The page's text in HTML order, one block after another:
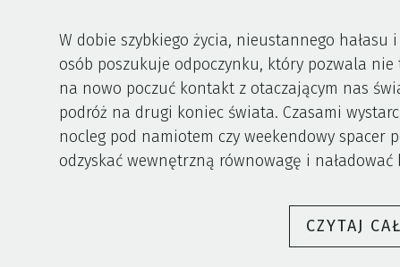
W dobie szybkiego życia, nieustannego
osób poszukuje odpoczynku, który pozwala
na nowo poczuć kontakt z otaczającym nas
podróż na drugi koniec świata. Czasami
nocleg pod namiotem czy weekendowy spacer
odzyskać wewnętrzną równowagę i naładować
CZYTAJ